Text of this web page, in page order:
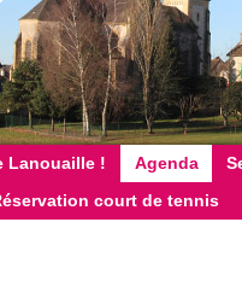
Lanouaille ! Agenda
court de tennis